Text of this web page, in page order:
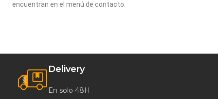
encuentran en el menú de contacto.
Delivery
En solo 48H